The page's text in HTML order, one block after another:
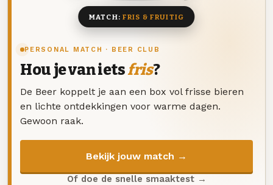
PERSONAL MATCH · BEER CLUB
Hou je van ietsfris?
De Beer koppelt je aan een box vol frisse bieren
en lichte ontdekkingen voor warme dagen.
Gewoon raak.
Bekijk jouw match →
Of doe de snelle smaaktest →
MATCH: FRIS & FRUITIG